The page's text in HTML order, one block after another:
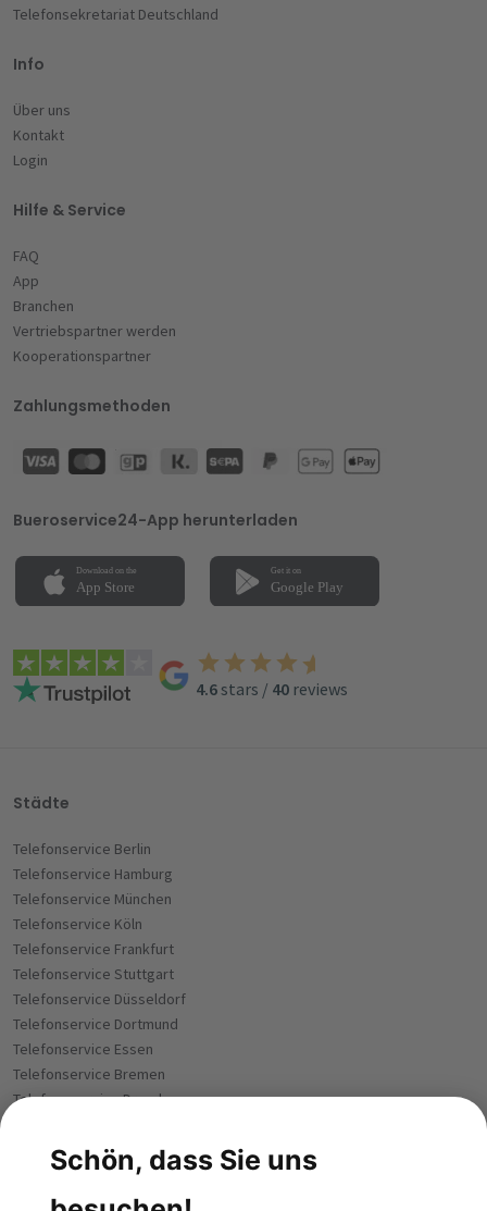
Telefonsekretariat Deutschland
Info
Über uns
Kontakt
Login
Hilfe & Service
FAQ
App
Branchen
Vertriebspartner werden
Kooperationspartner
Zahlungsmethoden
Bueroservice24-App herunterladen
4.6stars / 40 reviews
Städte
Telefonservice Berlin
Telefonservice Hamburg
Telefonservice München
Telefonservice Köln
Telefonservice Frankfurt
Telefonservice Stuttgart
Telefonservice Düsseldorf
Telefonservice Dortmund
Telefonservice Essen
Telefonservice Bremen
Telefoneservice Dresden
Telefonservice Hannover
Telefonservice Nürnberg
Telefonservice Duisburg